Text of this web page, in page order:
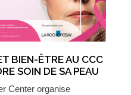
BIEN-ÊTRE AU CCC
SOIN DE SA PEAU
Center organise